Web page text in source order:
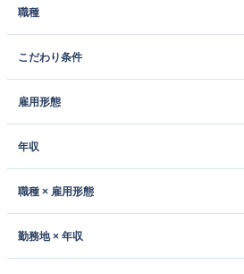
職種
こだわり条件
雇用形態
年収
職種 × 雇用形態
勤務地 × 年収